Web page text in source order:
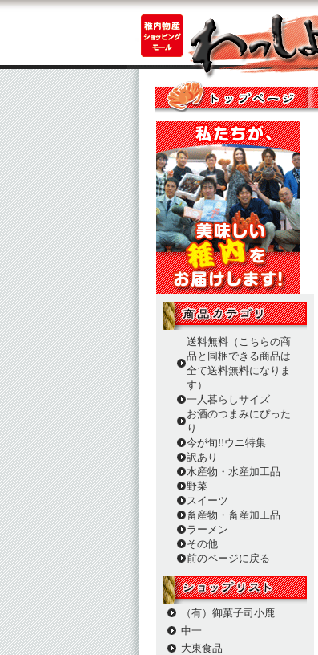
送料無料（こちらの商
品と同梱できる商品は
全て送料無料になりま
す）
一人暮らしサイズ
お酒のつまみにぴった
り
今が旬!!ウニ特集
訳あり
水産物・水産加工品
野菜
スイーツ
畜産物・畜産加工品
ラーメン
その他
前のページに戻る
（有）御菓子司小鹿
中一
大東食品